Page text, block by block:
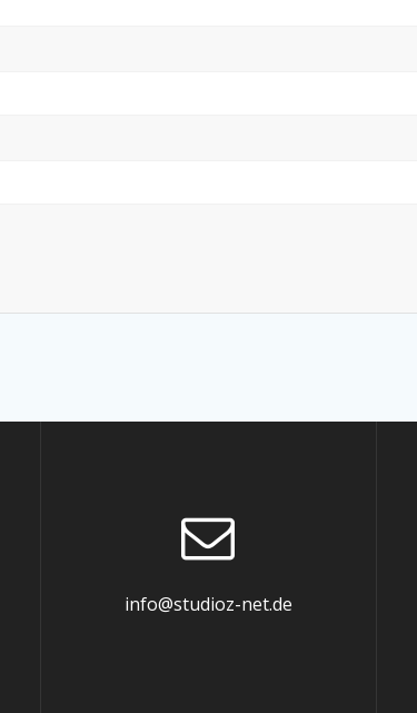
info@studioz-net.de